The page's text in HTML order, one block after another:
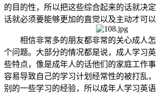
的目的性，所以把这些综合起来的话就决
话就必须要能够更加的直觉以及主动才可以
相信非常多的朋友都非常的关心成人
个问题。大部分的情况都是说，成人学习
些特点，像是成年人的话他们的家庭工作
容易导致自己的学习计划经常性的被打乱
别的一些学习的经验，所以成年人学习英